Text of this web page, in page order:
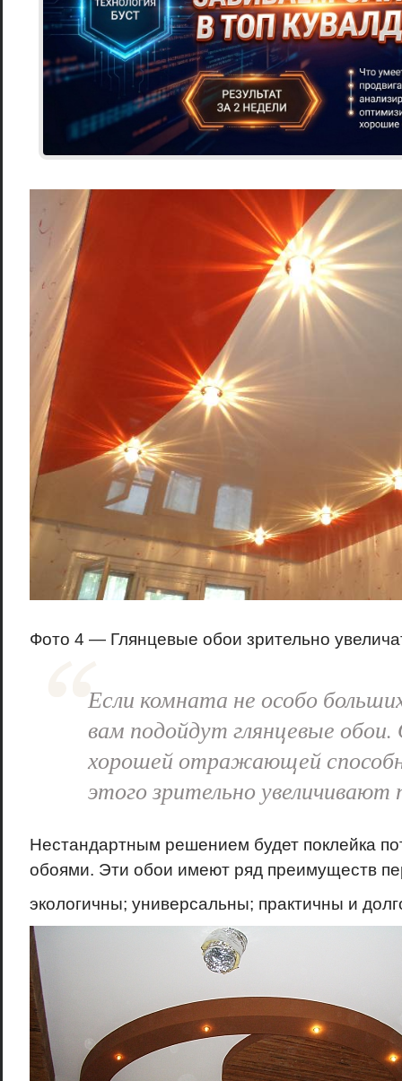
Фото 4 — Глянцевые обои зрительно
Если комната не особо
вам подойдут глянцевые
хорошей отражающей
этого зрительно увеличивают
Нестандартным решением будет поклейка
обоями. Эти обои имеют ряд преимуществ
экологичны; универсальны; практичны и